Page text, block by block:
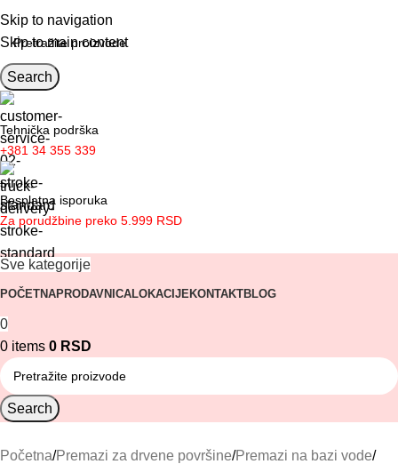
Skip to navigation
Skip to main content
Obaveštenje o kolektivnom odmoru
Search
Tehnička podrška
+381 34 355 339
Besplatna isporuka
Za porudžbine preko 5.999 RSD
Sve kategorije
POČETNAPRODAVNICALOKACIJEKONTAKTBLOG
0
0 items 0 RSD
Search
Početna Premazi za drvene površine Premazi na bazi vode